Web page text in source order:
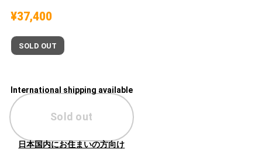
¥37,400
SOLD OUT
International shipping available
Sold out
日本国内にお住まいの方向け